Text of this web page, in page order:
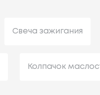
Свеча зажигания
Колпачок